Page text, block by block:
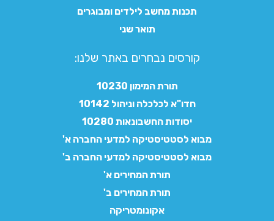
תכנות מחשב לילדים ומבוגרים
תואר שני
קורסים נבחרים באתר שלנו:​
תורת המימון 10230
חדו"א לכלכלה וניהול 10142
יסודות החשבונאות 10280
מבוא לסטטיסטיקה למדעי החברה א'
מבוא לסטטיסטיקה למדעי החברה ב'
תורת המחירים א'
תורת המחירים ב'
אקונומטריקה